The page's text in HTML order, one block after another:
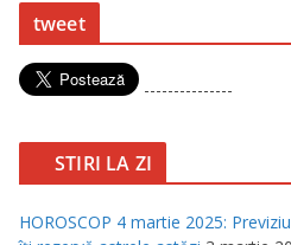
tweet
---------------
STIRI LA ZI
HOROSCOP 4 martie 2025: